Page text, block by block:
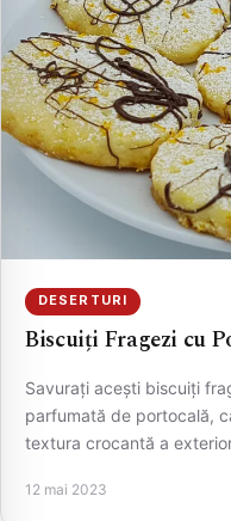
DESERTURI
Biscuiți Fragezi cu
Savurați acești biscuiți
parfumată de portocală,
textura crocantă a
12 mai 2023